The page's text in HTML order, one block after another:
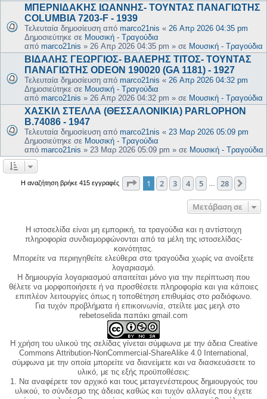
ΜΠΕΡΝΙΔΑΚΗΣ ΙΩΑΝΝΗΣ- ΤΟΥΝΤΑΣ ΠΑΝΑΓΙΩΤΗΣ
COLUMBIA 7203-F - 1939
Τελευταία δημοσίευση από marco21nis « 26 Απρ 2026 04:35 pm
Δημοσιεύτηκε σε Μουσική - Τραγούδια
από marco21nis » 26 Απρ 2026 04:35 pm » σε Μουσική - Τραγούδια
ΒΙΔΑΛΗΣ ΓΕΩΡΓΙΟΣ- ΒΑΛΕΡΗΣ ΤΙΤΟΣ- ΤΟΥΝΤΑΣ
ΠΑΝΑΓΙΩΤΗΣ ODEON 190020 (GA 1181) - 1927
Τελευταία δημοσίευση από marco21nis « 26 Απρ 2026 04:32 pm
Δημοσιεύτηκε σε Μουσική - Τραγούδια
από marco21nis » 26 Απρ 2026 04:32 pm » σε Μουσική - Τραγούδια
ΧΑΣΚΙΛ ΣΤΕΛΛΑ (ΘΕΣΣΑΛΟΝΙΚΙΑ) PARLOPHON
B.74086 - 1947
Τελευταία δημοσίευση από marco21nis « 23 Μαρ 2026 05:09 pm
Δημοσιεύτηκε σε Μουσική - Τραγούδια
από marco21nis » 23 Μαρ 2026 05:09 pm » σε Μουσική - Τραγούδια
Η αναζήτηση βρήκε 415 εγγραφές Σελίδα από28
1 2 3 4 5 28
Μετάβαση σε
Η ιστοσελίδα είναι μη εμπορική, τα τραγούδια και η αντίστοιχη
πληροφορία συνδιαμορφώνονται από τα μέλη της ιστοσελίδας-
κοινότητας.
Μπορείτε να περιηγηθείτε ελεύθερα στα τραγούδια χωρίς να ανοίξετε
λογαριασμό.
Η δημιουργία λογαριασμού απαιτείται μόνο για την περίπτωση που
θέλετε να μορφοποιήσετε ή να προσθέσετε πληροφορία και για κάποιες
επιπλέον λειτουργίες όπως η τοποθέτηση επιθυμίας στο ραδιόφωνο.
Για τυχόν προβλήματα ή επικοινωνία, στείλτε μας μεηλ στο
rebetoselida παπάκι gmail.com
Η χρήση του υλικού της σελίδας γίνεται σύμφωνα με την άδεια Creative
Commons Attribution-NonCommercial-ShareAlike 4.0 International,
σύμφωνα με την οποία μπορείτε να διανείμετε και να διασκευάσετε το
υλικό, με τις εξής προϋποθέσεις:
1. Να αναφέρετε τον αρχικό και τους μεταγενέστερους δημιουργούς του
υλικού, το σύνδεσμο της άδειας καθώς και τυχόν αλλαγές που έχετε